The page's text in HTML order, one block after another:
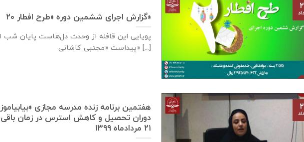
گزارش اجرای ششمین دوره «طرح افطار ۲۰»
پویایی این قافله از وحدت دل‌هاست پایان شب
پیداست «مجتبی کاشانی» [...]
هفتمین برنامه زنده مدرسه مجازی
دوران تحصیل و کاهش استرس در زمان
۲۱ مردادماه ۱۳۹۹